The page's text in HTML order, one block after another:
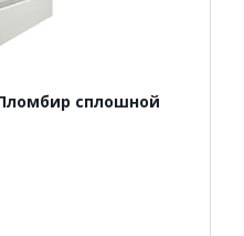
сплошной